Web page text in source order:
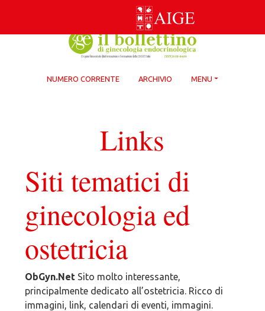
NUMERO CORRENTE ARCHIVIO MENU
Links
Siti tematici di
ginecologia ed
ostetricia
ObGyn.NetSito molto interessante,
principalmente dedicato all’ostetricia. Ricco di
immagini, link, calendari di eventi, immagini.